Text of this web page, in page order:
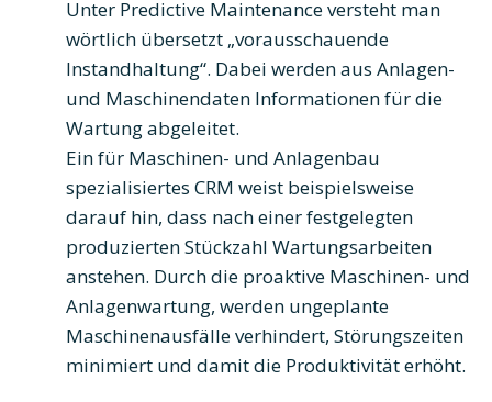
Unter Predictive Maintenance versteht man
wörtlich übersetzt „vorausschauende
Instandhaltung“. Dabei werden aus Anlagen-
und Maschinendaten Informationen für die
Wartung abgeleitet.
Ein für Maschinen- und Anlagenbau
spezialisiertes CRM weist beispielsweise
darauf hin, dass nach einer festgelegten
produzierten Stückzahl Wartungsarbeiten
anstehen. Durch die proaktive Maschinen- und
Anlagenwartung, werden ungeplante
Maschinenausfälle verhindert, Störungszeiten
minimiert und damit die Produktivität erhöht.